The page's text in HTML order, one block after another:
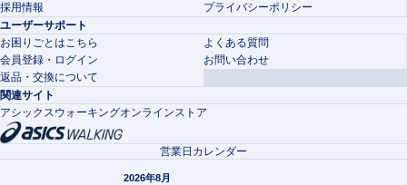
採用情報
プライバシーポリシー
ユーザーサポート
お困りごとはこちら
よくある質問
会員登録・ログイン
お問い合わせ
返品・交換について
関連サイト
アシックスウォーキングオンラインストア
営業日カレンダー
2026年8月